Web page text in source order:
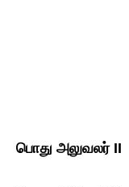
பொது அலுவலர் II